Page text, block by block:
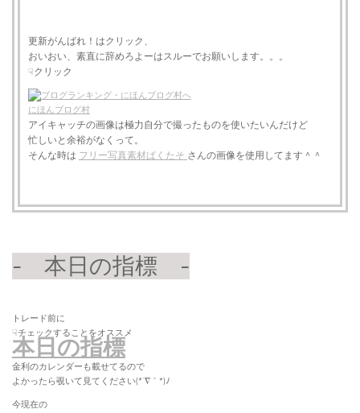
更新がんばれ！はクリック、
おいおい、素直に辞めろよーはスルーでお願いします。。。
☟クリック
にほんブログ村
アイキャッチの画像は極力自分で撮ったものを使いたいんだけど
忙しいと余裕がなくって。
そんな時は フリー写真素材ぱくたそ さんの画像を使用してます＾＾
- 本日の指標 -
トレード前に
☟チェックすることをオススメ
本日の指標
金利のカレンダーも載せてるので
よかったら覗いて見てください(*´∇｀*)ﾉ
今現在の